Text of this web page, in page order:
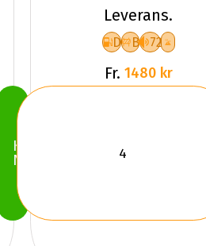
Köp
Nu
Leverans.
D B 72
Fr. 1480 kr